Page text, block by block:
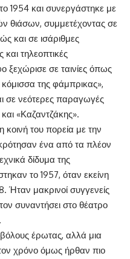
1954 και συνεργάστηκε με
θιάσων, συμμετέχοντας σε
και σε ισάριθμες
τηλεοπτικές
ξεχώρισε σε ταινίες όπως
της φάμπρικας»,
σε νεότερες παραγωγές
«Καζαντζάκης».
κοινή του πορεία με την
ένα από τα πλέον
δίδυμα της
το 1957, όταν εκείνη
Ήταν μακρινοί συγγενείς
συναντήσει στο θέατρο
έρωτας, αλλά μια
χρόνο όμως ήρθαν πιο